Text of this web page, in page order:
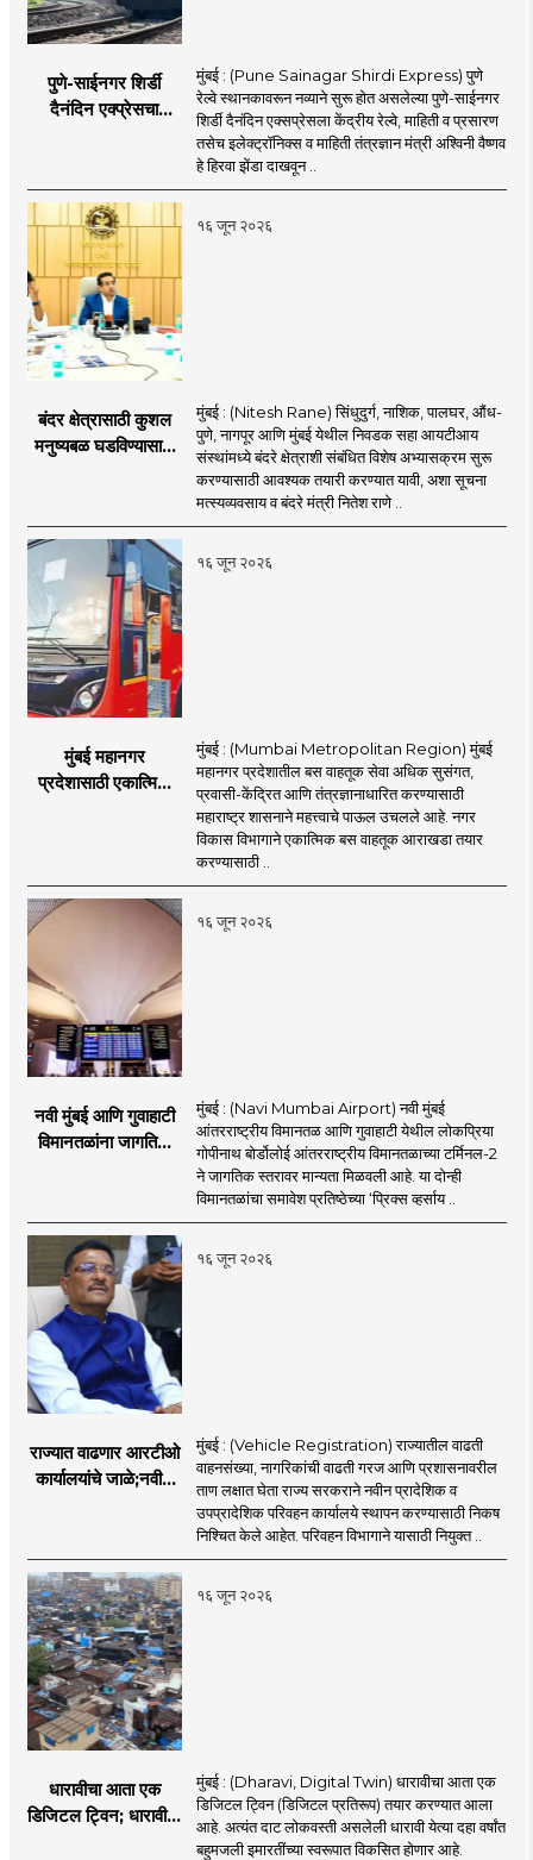
पुणे-साईनगर शिर्डी
दैनंदिन एक्प्रेसचा
हिरवा झेंडा
मुंबई : (Pune Sainagar Shirdi Express) पुणे
रेल्वे स्थानकावरून नव्याने सुरू होत असलेल्या पुणे-साईनगर
शिर्डी दैनंदिन एक्सप्रेसला केंद्रीय रेल्वे, माहिती व प्रसारण
तसेच इलेक्ट्रॉनिक्स व माहिती तंत्रज्ञान मंत्री अश्विनी वैष्णव
हे हिरवा झेंडा दाखवून ..
१६ जून २०२६
बंदर क्षेत्रासाठी कुशल
मनुष्यबळ घडविण्यासाठी
अभ्यासक्रम - मंत्री
नितेश राणे
मुंबई : (Nitesh Rane) सिंधुदुर्ग, नाशिक, पालघर, औंध-
पुणे, नागपूर आणि मुंबई येथील निवडक सहा आयटीआय
संस्थांमध्ये बंदरे क्षेत्राशी संबंधित विशेष अभ्यासक्रम सुरू
करण्यासाठी आवश्यक तयारी करण्यात यावी, अशा सूचना
मत्स्यव्यवसाय व बंदरे मंत्री नितेश राणे ..
१६ जून २०२६
मुंबई महानगर
प्रदेशासाठी एकात्मिक
मुंबई : (Mumbai Metropolitan Region) मुंबई
महानगर प्रदेशातील बस वाहतूक सेवा अधिक सुसंगत,
प्रवासी-केंद्रित आणि तंत्रज्ञानाधारित करण्यासाठी
महाराष्ट्र शासनाने महत्त्वाचे पाऊल उचलले आहे. नगर
विकास विभागाने एकात्मिक बस वाहतूक आराखडा तयार
करण्यासाठी ..
१६ जून २०२६
नवी मुंबई आणि गुवाहाटी
विमानतळांना जागतिक
मुंबई : (Navi Mumbai Airport) नवी मुंबई
आंतरराष्ट्रीय विमानतळ आणि गुवाहाटी येथील लोकप्रिया
गोपीनाथ बोर्डोलोई आंतरराष्ट्रीय विमानतळाच्या टर्मिनल-2
ने जागतिक स्तरावर मान्यता मिळवली आहे. या दोन्ही
विमानतळांचा समावेश प्रतिष्ठेच्या ‘प्रिक्स व्हर्साय ..
१६ जून २०२६
राज्यात वाढणार आरटीओ
कार्यालयांचे जाळे;नवीन
मुंबई : (Vehicle Registration) राज्यातील वाढती
वाहनसंख्या, नागरिकांची वाढती गरज आणि प्रशासनावरील
ताण लक्षात घेता राज्य सरकराने नवीन प्रादेशिक व
उपप्रादेशिक परिवहन कार्यालये स्थापन करण्यासाठी निकष
निश्चित केले आहेत. परिवहन विभागाने यासाठी नियुक्त ..
१६ जून २०२६
धारावीचा आता एक
डिजिटल ट्विन; धारावीची
मुंबई : (Dharavi, Digital Twin) धारावीचा आता एक
डिजिटल ट्विन (डिजिटल प्रतिरूप) तयार करण्यात आला
आहे. अत्यंत दाट लोकवस्ती असलेली धारावी येत्या दहा वर्षांत
बहुमजली इमारतींच्या स्वरूपात विकसित होणार आहे.